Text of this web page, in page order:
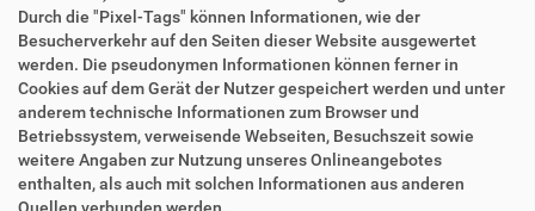
Durch die "Pixel-Tags" können Informationen, wie der
Besucherverkehr auf den Seiten dieser Website ausgewertet
werden. Die pseudonymen Informationen können ferner in
Cookies auf dem Gerät der Nutzer gespeichert werden und unter
anderem technische Informationen zum Browser und
Betriebssystem, verweisende Webseiten, Besuchszeit sowie
weitere Angaben zur Nutzung unseres Onlineangebotes
enthalten, als auch mit solchen Informationen aus anderen